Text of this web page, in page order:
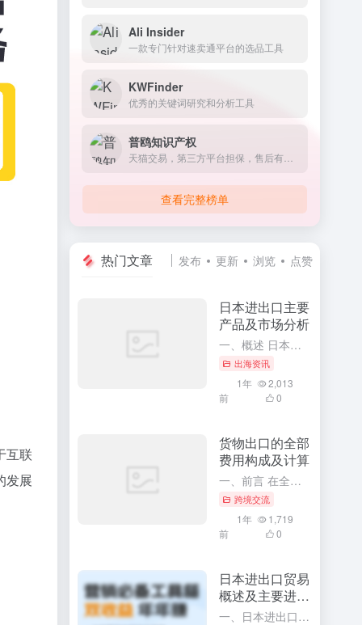
互联
发展
‌Ali Insider
一款专门针对速卖通平台的选品工具
KWFinder
优秀的关键词研究和分析工具
普鸥知识产权
查看完整榜单
热门文章 发布 更新 浏览 点赞
日本进出口主要
产品及市场分析
一、概述 日本作为世界上经济实力雄厚的国家之一，其对外贸易活动十分活跃。通过深入了解日本进出口的主要产品及市场分析，可以更全面地掌握日本的经济发展趋势和国际贸易格局。本文将针对日本进出口的主要产品进行...
出海资讯
1年
前
2,013
0
货物出口的全部
费用构成及计算
一、前言 在全球化的今天，货物出口已经成为了众多企业和商家开展国际贸易的主要方式。要想顺利地开展货物出口业务，必须充分了解货物出口的全部费用构成及其计算方法。这将有助于企业更精确地掌握出口成本，合理制...
跨境交流
1年
前
1,719
0
日本进出口贸易
概述及主要进出
口商品
一、日本进出口贸易概述 作为全球主要经济体之一，日本凭借其先进的技术水平、高效的工业体系以及开放的国际贸易政策，形成了丰富的国际贸易关系网络。日本在国际贸易领域有着极其重要的地位，不仅影响着周边国家甚...